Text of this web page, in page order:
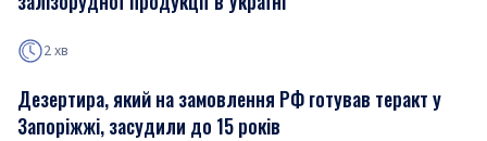
2 хв
Дезертира, який на замовлення РФ готував теракт у
Запоріжжі, засудили до 15 років